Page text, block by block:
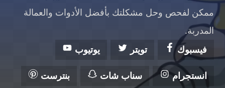
ممكن لفحص وحل مشكلتك بأفضل الأدوات والعمالة
المدربة.
فيسبوك
تويتر يوتيوب
انستجرام سناب شات بنترست